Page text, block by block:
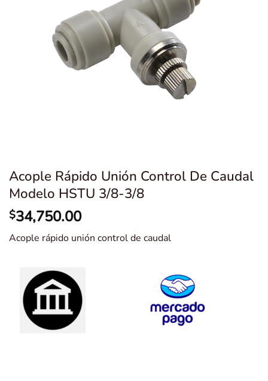
Acople Rápido Unión Control De Caudal
Modelo HSTU 3/8-3/8
$34,750.00
Acople rápido unión control de caudal